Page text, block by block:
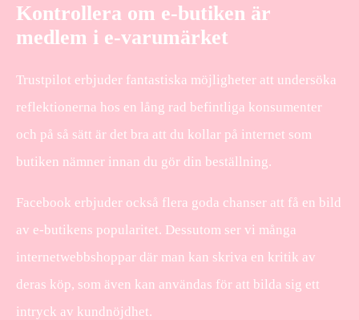
Kontrollera om e-butiken är
medlem i e-varumärket
Trustpilot erbjuder fantastiska möjligheter att undersöka
reflektionerna hos en lång rad befintliga konsumenter
och på så sätt är det bra att du kollar på internet som
butiken nämner innan du gör din beställning.
Facebook erbjuder också flera goda chanser att få en bild
av e-butikens popularitet. Dessutom ser vi många
internetwebbshoppar där man kan skriva en kritik av
deras köp, som även kan användas för att bilda sig ett
intryck av kundnöjdhet.